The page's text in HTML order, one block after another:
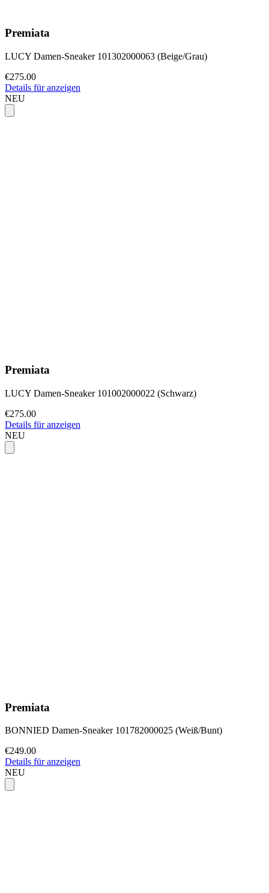
Premiata
LUCY Damen-Sneaker 101302000063 (Beige/Grau)
€275.00
Details für anzeigen
NEU
Premiata
LUCY Damen-Sneaker 101002000022 (Schwarz)
€275.00
Details für anzeigen
NEU
Premiata
BONNIED Damen-Sneaker 101782000025 (Weiß/Bunt)
€249.00
Details für anzeigen
NEU